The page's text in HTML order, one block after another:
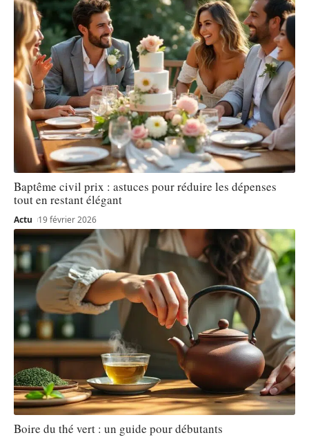
Baptême civil prix : astuces pour réduire les dépenses
tout en restant élégant
Actu 19 février 2026
Boire du thé vert : un guide pour débutants